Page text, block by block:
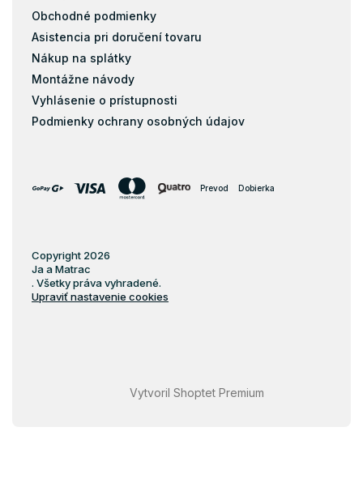
Obchodné podmienky
Asistencia pri doručení tovaru
Nákup na splátky
Montážne návody
Vyhlásenie o prístupnosti
Podmienky ochrany osobných údajov
Prevod Dobierka
Vytvoril Shoptet Premium
Copyright 2026
Ja a Matrac
. Všetky práva vyhradené.
Upraviť nastavenie cookies